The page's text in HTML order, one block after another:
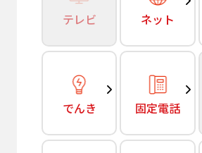
テレビ ネット
でんき 固定電話